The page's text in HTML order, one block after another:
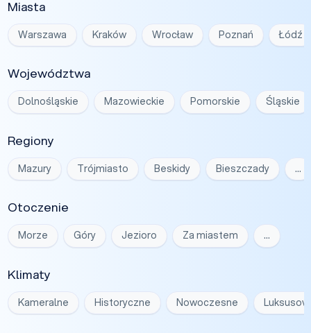
Miasta
Warszawa Kraków Wrocław Poznań Łódź
Województwa
Dolnośląskie Mazowieckie Pomorskie Śląskie
Regiony
Mazury Trójmiasto Beskidy Bieszczady …
Otoczenie
Morze Góry Jezioro Za miastem …
Klimaty
Kameralne Historyczne Nowoczesne